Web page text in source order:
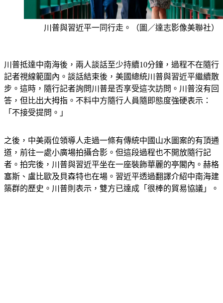
川普與習近平一同行走。（圖／達志影像美聯社）
記者視線範圍內。談話結束後，美國總統川普與習近平繼續散
步。這時，隨行記者詢問川普是否享受這次訪問。川普沒有回
答，但比出大拇指。不料中方隨行人員隨即態度強硬表示：
「不接受提問。」
道，前往一處小廣場拍攝合影。但這段過程也不開放隨行記
者。拍完後，川普與習近平坐在一座裝飾華麗的亭閣內。赫格
塞斯、盧比歐及貝森特也在場。習近平透過翻譯介紹中南海建
築群的歷史。川普則表示，雙方已達成「很棒的貿易協議」。